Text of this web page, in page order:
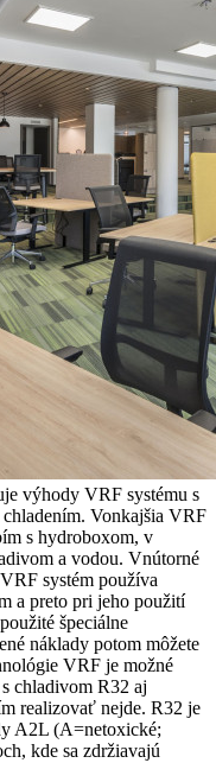
výhody VRF systému s
Vonkajšia VRF
s hydroboxom, v
a vodou. Vnútorné
systém používa
a preto pri jeho použití
špeciálne
náklady potom môžete
VRF je možné
chladivom R32 aj
realizovať nejde. R32 je
A2L (A=netoxické;
kde sa zdržiavajú